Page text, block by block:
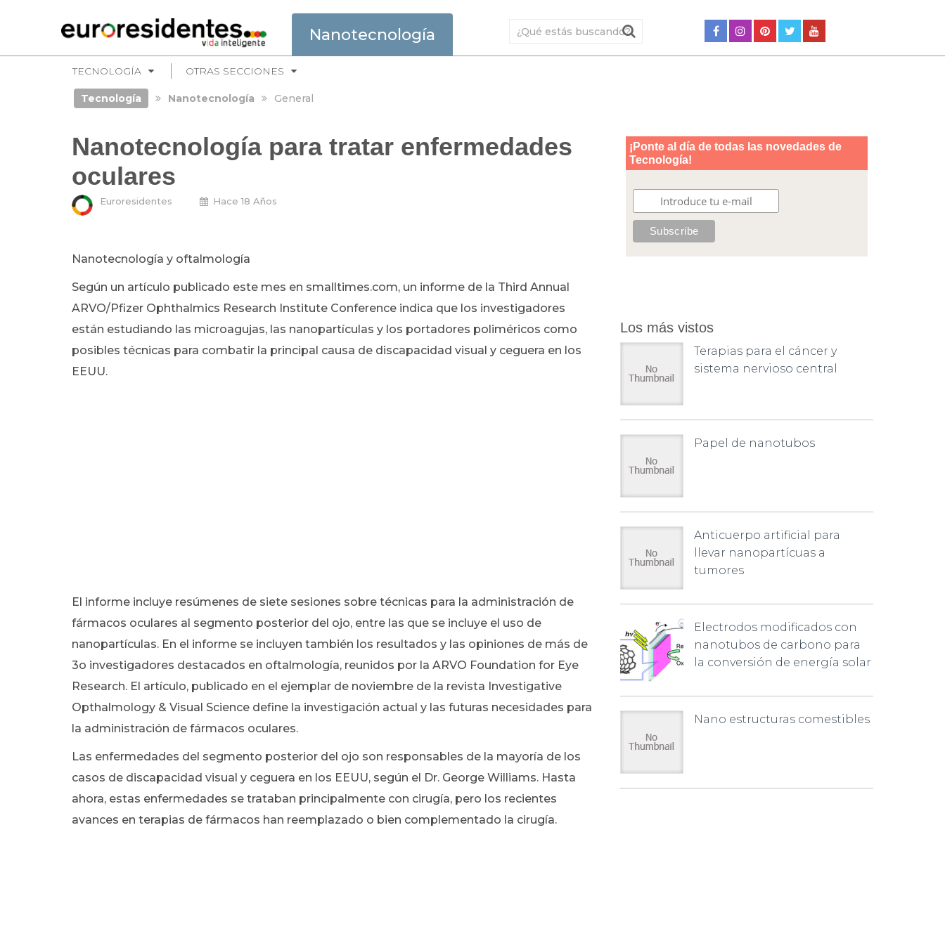
Nanotecnología
TECNOLOGÍA OTRAS SECCIONES
Tecnología Nanotecnología General
Nanotecnología para tratar enfermedades
oculares
Euroresidentes Hace 18 Años
Nanotecnología y oftalmología
Según un artículo publicado este mes en smalltimes.com, un informe de la Third Annual
ARVO/Pfizer Ophthalmics Research Institute Conference indica que los investigadores
están estudiando las microagujas, las nanopartículas y los portadores poliméricos como
posibles técnicas para combatir la principal causa de discapacidad visual y ceguera en los
EEUU.
El informe incluye resúmenes de siete sesiones sobre técnicas para la administración de
fármacos oculares al segmento posterior del ojo, entre las que se incluye el uso de
nanopartículas. En el informe se incluyen también los resultados y las opiniones de más de
3o investigadores destacados en oftalmología, reunidos por la ARVO Foundation for Eye
Research. El artículo, publicado en el ejemplar de noviembre de la revista Investigative
Opthalmology & Visual Science define la investigación actual y las futuras necesidades para
la administración de fármacos oculares.
Las enfermedades del segmento posterior del ojo son responsables de la mayoría de los
casos de discapacidad visual y ceguera en los EEUU, según el Dr. George Williams. Hasta
ahora, estas enfermedades se trataban principalmente con cirugía, pero los recientes
avances en terapias de fármacos han reemplazado o bien complementado la cirugía.
Los más vistos
Terapias para el cáncer y
sistema nervioso central
Papel de nanotubos
Anticuerpo artificial para
llevar nanopartícuas a
tumores
Electrodos modificados con
nanotubos de carbono para
la conversión de energía solar
Nano estructuras comestibles